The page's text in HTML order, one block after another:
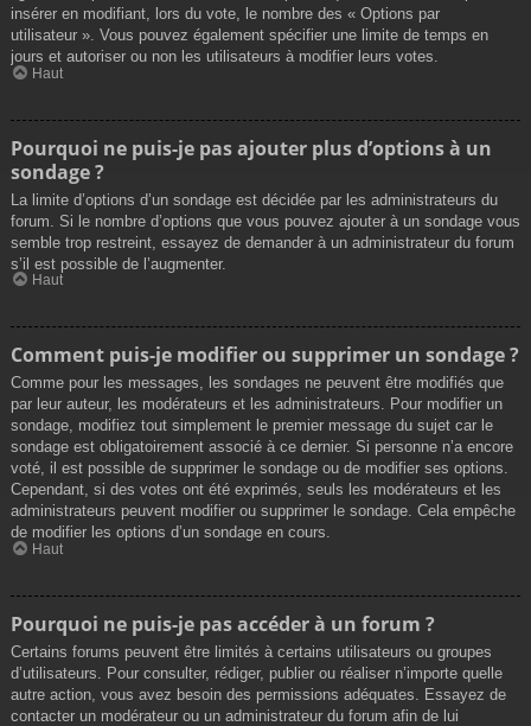
insérer en modifiant, lors du vote, le nombre des « Options par
utilisateur ». Vous pouvez également spécifier une limite de temps en
jours et autoriser ou non les utilisateurs à modifier leurs votes.
Haut
Pourquoi ne puis-je pas ajouter plus d’options à un
sondage ?
La limite d’options d’un sondage est décidée par les administrateurs du
forum. Si le nombre d’options que vous pouvez ajouter à un sondage vous
semble trop restreint, essayez de demander à un administrateur du forum
s’il est possible de l’augmenter.
Haut
Comment puis-je modifier ou supprimer un sondage ?
Comme pour les messages, les sondages ne peuvent être modifiés que
par leur auteur, les modérateurs et les administrateurs. Pour modifier un
sondage, modifiez tout simplement le premier message du sujet car le
sondage est obligatoirement associé à ce dernier. Si personne n’a encore
voté, il est possible de supprimer le sondage ou de modifier ses options.
Cependant, si des votes ont été exprimés, seuls les modérateurs et les
administrateurs peuvent modifier ou supprimer le sondage. Cela empêche
de modifier les options d’un sondage en cours.
Haut
Pourquoi ne puis-je pas accéder à un forum ?
Certains forums peuvent être limités à certains utilisateurs ou groupes
d’utilisateurs. Pour consulter, rédiger, publier ou réaliser n’importe quelle
autre action, vous avez besoin des permissions adéquates. Essayez de
contacter un modérateur ou un administrateur du forum afin de lui